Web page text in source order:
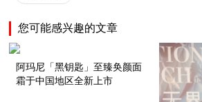
您可能感兴趣的文章
阿玛尼「黑钥匙」至臻奂颜面
霜于中国地区全新上市